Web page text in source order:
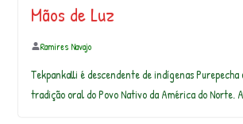
Mãos de Luz
Ramires Navajo
Tekpankalli é descendente de indígenas
tradição oral do Povo Nativo da América do Norte.